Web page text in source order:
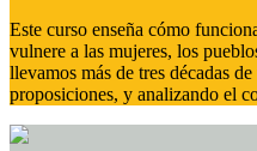
Este curso enseña cómo
vulnere a las mujeres, los
llevamos más de tres décadas
proposiciones, y analizando el